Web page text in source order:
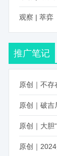
推广笔记